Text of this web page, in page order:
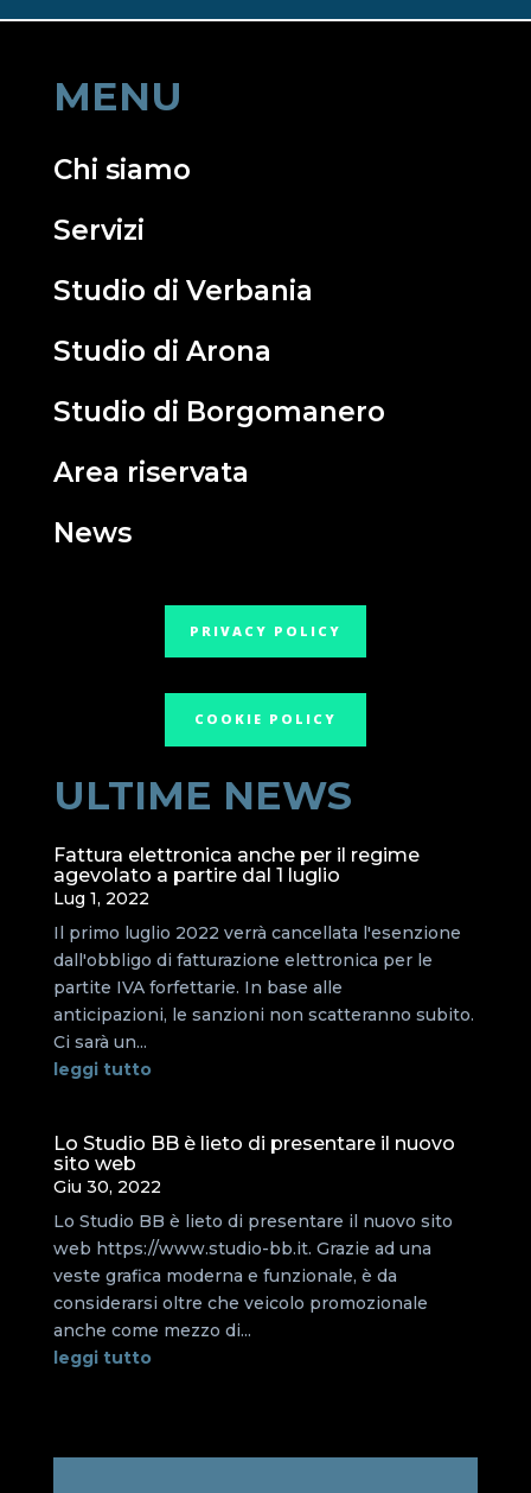
MENU
Chi siamo
Servizi
Studio di Verbania
Studio di Arona
Studio di Borgomanero
Area riservata
News
PRIVACY POLICY
COOKIE POLICY
ULTIME NEWS
Fattura elettronica anche per il regime
agevolato a partire dal 1 luglio
Lug 1, 2022
Il primo luglio 2022 verrà cancellata l'esenzione
dall'obbligo di fatturazione elettronica per le
partite IVA forfettarie. In base alle
anticipazioni, le sanzioni non scatteranno subito.
Ci sarà un...
leggi tutto
Lo Studio BB è lieto di presentare il nuovo
sito web
Giu 30, 2022
Lo Studio BB è lieto di presentare il nuovo sito
web https://www.studio-bb.it. Grazie ad una
veste grafica moderna e funzionale, è da
considerarsi oltre che veicolo promozionale
anche come mezzo di...
leggi tutto